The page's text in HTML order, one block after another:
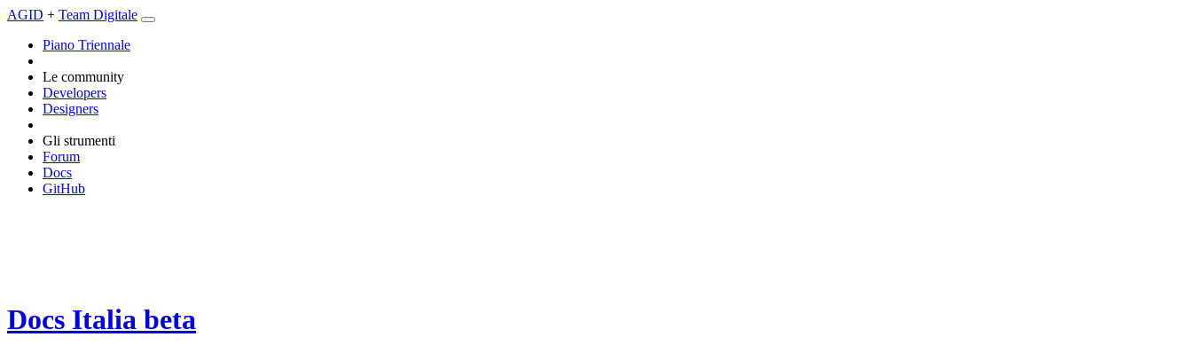
AGID + Team Digitale
Piano Triennale
Le community
Developers
Designers
Gli strumenti
Forum
Docs
GitHub
Docs Italia beta